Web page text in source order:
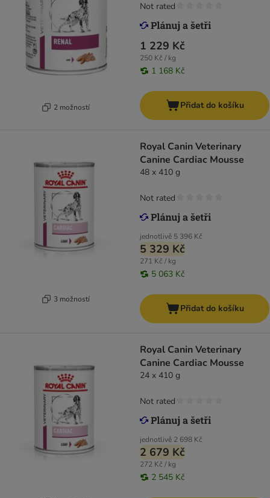
2 možností
1 229 Kč
250 Kč / kg
1 168 Kč
Not rated
Přidat do košíku
3 možností
Royal Canin Veterinary
Canine Cardiac Mousse
48 x 410 g
jednotlivě 5 396 Kč
5 329 Kč
271 Kč / kg
5 063 Kč
Not rated
Přidat do košíku
Royal Canin Veterinary
Canine Cardiac Mousse
24 x 410 g
jednotlivě 2 698 Kč
2 679 Kč
272 Kč / kg
2 545 Kč
Not rated